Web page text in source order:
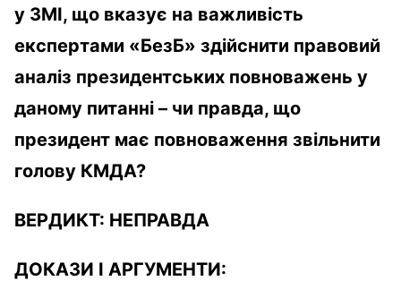
у ЗМІ, що вказує на важливість
експертами «БезБ» здійснити правовий
аналіз президентських повноважень у
даному питанні – чи правда, що
президент має повноваження звільнити
голову КМДА?
ВЕРДИКТ: НЕПРАВДА
ДОКАЗИ І АРГУМЕНТИ: